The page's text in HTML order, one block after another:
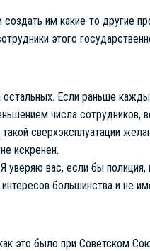
создать им какие-то другие
этого
Если раньше
числа сотрудников,
сверхэксплуатации
искренен.
вас, если бы полиция,
большинства и не
это было при Советском